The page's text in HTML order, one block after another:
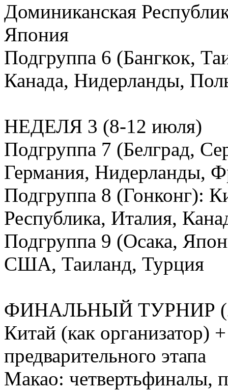
Доминиканская
Япония
Подгруппа 6 (Бангкок,
Канада, Нидерланды,
НЕДЕЛЯ 3 (8-12 июля)
Подгруппа 7 (Белград,
Германия, Нидерланды,
Подгруппа 8 (Гонконг):
Республика, Италия,
Подгруппа 9 (Осака,
США, Таиланд, Турция
ФИНАЛЬНЫЙ ТУРНИР
Китай (как организатор)
предварительного этапа
Макао: четвертьфиналы,